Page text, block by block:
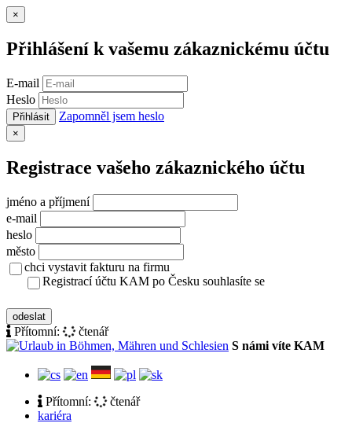
×
Přihlášení k vašemu zákaznickému účtu
E-mail
Heslo
Přihlásit Zapomněl jsem heslo
×
Registrace vašeho zákaznického účtu
jméno a příjmení
e-mail
heslo
město
chci vystavit fakturu na firmu
Registrací účtu KAM po Česku souhlasíte se
odeslat
Přítomní:
čtenář
S námi víte KAM
Přítomní:
čtenář
kariéra